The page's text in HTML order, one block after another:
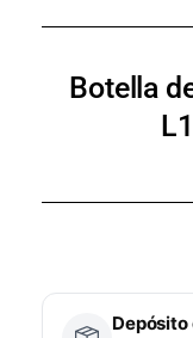
Botella